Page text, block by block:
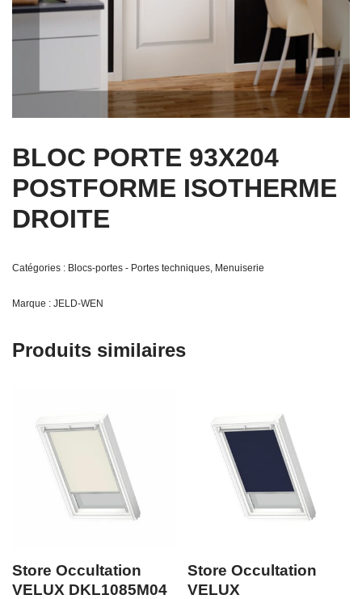
BLOC PORTE 93X204
POSTFORME ISOTHERME
DROITE
Catégories : Blocs-portes - Portes techniques, Menuiserie
Marque : JELD-WEN
Produits similaires
Store Occultation
VELUX DKL1085M04
Store Occultation
VELUX